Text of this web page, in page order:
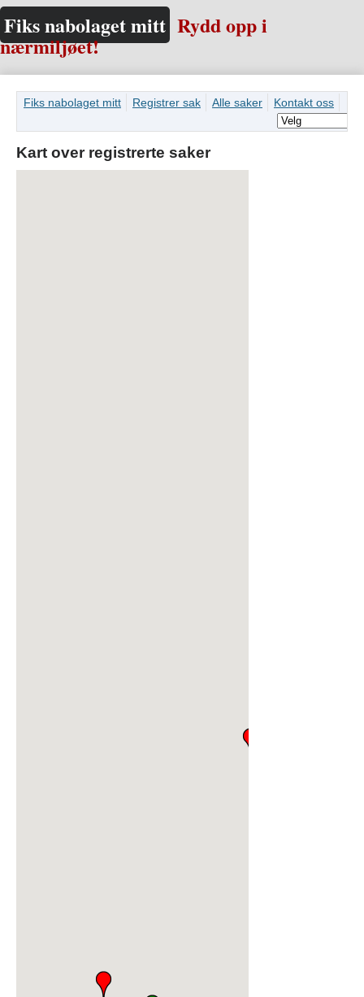
Fiks nabolaget mitt Rydd opp i
nærmiljøet!
Fiks nabolaget mitt Registrer sak Alle saker Kontakt oss
Kart over registrerte saker